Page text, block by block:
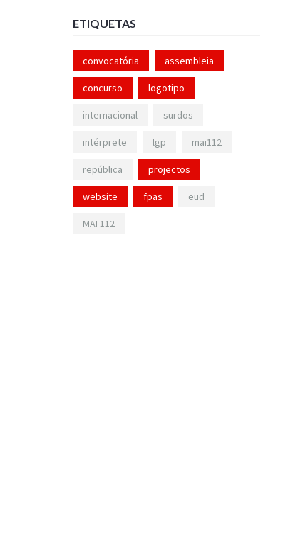
ETIQUETAS
convocatória assembleia
concurso logotipo
internacional surdos
intérprete lgp mai112
república projectos
website fpas eud
MAI 112